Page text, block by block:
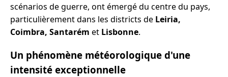
scénarios de guerre, ont émergé du centre du pays,
particulièrement dans les districts de Leiria,
Coimbra, Santarém et Lisbonne.
Un phénomène météorologique d'une
intensité exceptionnelle